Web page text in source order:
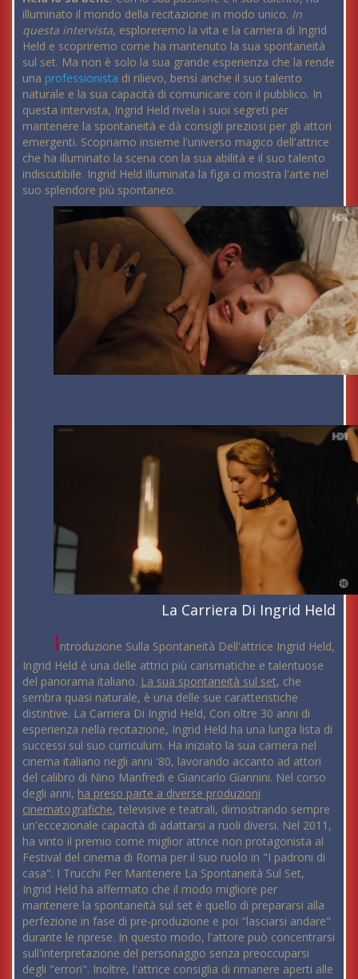
illuminato il mondo della recitazione in modo unico. In
questa intervista, esploreremo la vita e la carriera di Ingrid
Held e scopriremo come ha mantenuto la sua spontaneità
sul set. Ma non è solo la sua grande esperienza che la rende
una professionista di rilievo, bensì anche il suo talento
naturale e la sua capacità di comunicare con il pubblico. In
questa intervista, Ingrid Held rivela i suoi segreti per
mantenere la spontaneità e dà consigli preziosi per gli attori
emergenti. Scopriamo insieme l'universo magico dell'attrice
che ha illuminato la scena con la sua abilità e il suo talento
indiscutibile. Ingrid Held illuminata la figa ci mostra l'arte nel
suo splendore più spontaneo.
La Carriera Di Ingrid Held
Introduzione Sulla Spontaneità Dell'attrice Ingrid Held,
Ingrid Held è una delle attrici più carismatiche e talentuose
del panorama italiano. La sua spontaneità sul set, che
sembra quasi naturale, è una delle sue caratteristiche
distintive. La Carriera Di Ingrid Held, Con oltre 30 anni di
esperienza nella recitazione, Ingrid Held ha una lunga lista di
successi sul suo curriculum. Ha iniziato la sua carriera nel
cinema italiano negli anni '80, lavorando accanto ad attori
del calibro di Nino Manfredi e Giancarlo Giannini. Nel corso
degli anni, ha preso parte a diverse produzioni
cinematografiche, televisive e teatrali, dimostrando sempre
un'eccezionale capacità di adattarsi a ruoli diversi. Nel 2011,
ha vinto il premio come miglior attrice non protagonista al
Festival del cinema di Roma per il suo ruolo in "I padroni di
casa". I Trucchi Per Mantenere La Spontaneità Sul Set,
Ingrid Held ha affermato che il modo migliore per
mantenere la spontaneità sul set è quello di prepararsi alla
perfezione in fase di pre-produzione e poi "lasciarsi andare"
durante le riprese. In questo modo, l'attore può concentrarsi
sull'interpretazione del personaggio senza preoccuparsi
degli "errori". Inoltre, l'attrice consiglia di rimanere aperti alle